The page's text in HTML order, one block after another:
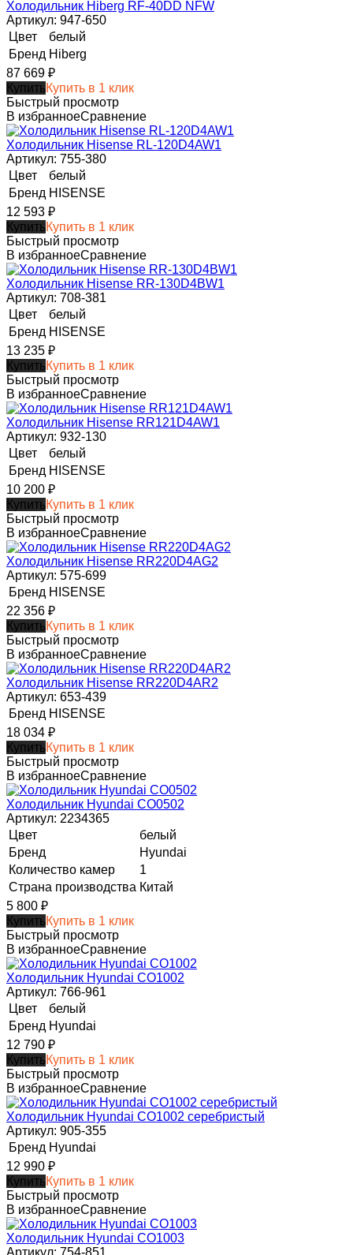
Холодильник Hiberg RF-40DD NFW
Артикул: 947-650
Цвет
белый
Бренд Hiberg
87 669 ₽
КупитьКупить в 1 клик
Быстрый просмотр
В избранноеСравнение
Холодильник Hisense RL-120D4AW1
Артикул: 755-380
Цвет
белый
Бренд HISENSE
12 593 ₽
КупитьКупить в 1 клик
Быстрый просмотр
В избранноеСравнение
Холодильник Hisense RR-130D4BW1
Артикул: 708-381
Цвет
белый
Бренд HISENSE
13 235 ₽
КупитьКупить в 1 клик
Быстрый просмотр
В избранноеСравнение
Холодильник Hisense RR121D4AW1
Артикул: 932-130
Цвет
белый
Бренд HISENSE
10 200 ₽
КупитьКупить в 1 клик
Быстрый просмотр
В избранноеСравнение
Холодильник Hisense RR220D4AG2
Артикул: 575-699
Бренд HISENSE
22 356 ₽
КупитьКупить в 1 клик
Быстрый просмотр
В избранноеСравнение
Холодильник Hisense RR220D4AR2
Артикул: 653-439
Бренд HISENSE
18 034 ₽
КупитьКупить в 1 клик
Быстрый просмотр
В избранноеСравнение
Холодильник Hyundai CO0502
Артикул: 2234365
Цвет
белый
Бренд
Hyundai
Количество камер
1
Страна производства Китай
5 800 ₽
КупитьКупить в 1 клик
Быстрый просмотр
В избранноеСравнение
Холодильник Hyundai CO1002
Артикул: 766-961
Цвет
белый
Бренд Hyundai
12 790 ₽
КупитьКупить в 1 клик
Быстрый просмотр
В избранноеСравнение
Холодильник Hyundai CO1002 серебристый
Артикул: 905-355
Бренд Hyundai
12 990 ₽
КупитьКупить в 1 клик
Быстрый просмотр
В избранноеСравнение
Холодильник Hyundai CO1003
Артикул: 754-851